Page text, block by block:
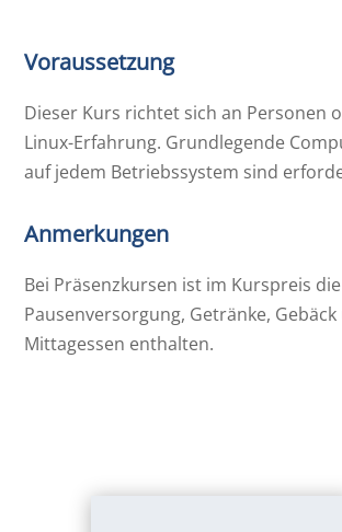
Voraussetzung
Dieser Kurs richtet sich an Personen
Linux-Erfahrung. Grundlegende
auf jedem Betriebssystem sind
Anmerkungen
Bei Präsenzkursen ist im Kurspreis die
Pausenversorgung, Getränke,
Mittagessen enthalten.